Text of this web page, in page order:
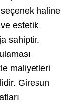
haline
ve estetik
sahiptir.
maliyetleri
Giresun